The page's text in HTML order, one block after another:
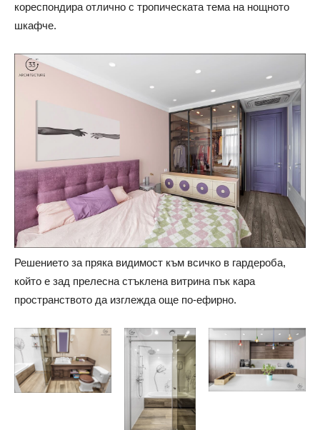
кореспондира отлично с тропическата тема на нощното
шкафче.
Решението за пряка видимост към всичко в гардероба,
който е зад прелесна стъклена витрина пък кара
пространството да изглежда още по-ефирно.